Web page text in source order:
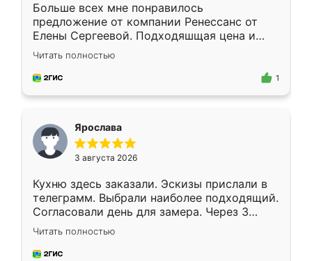
Больше всех мне понравилось
предложение от компании Ренессанс от
Елены Сергеевой. Подходяшщая цена и
короткие сроки изготовления. Приехавший
для замера сотрудник Владислав
предложил по моему эскизу самый
Читать полностью
1
Ярослава
3 августа 2026
Кухню здесь заказали. Эскизы прислали в
телеграмм. Выбрали наиболее подходящий.
Согласовали день для замера. Через 3
недели кухня была уже готова. Остались
довольны работой. Спасибо Ренессанс
мебель за качественную работу!
Читать полностью